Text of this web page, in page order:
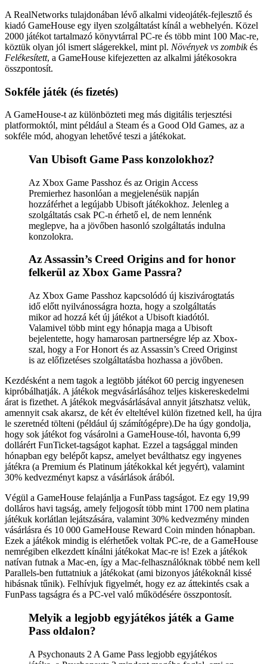
A RealNetworks tulajdonában lévő alkalmi videojáték-fejlesztő és
kiadó GameHouse egy ilyen szolgáltatást kínál a webhelyén. Közel
2000 játékot tartalmazó könyvtárral PC-re és több mint 100 Mac-re,
köztük olyan jól ismert slágerekkel, mint pl. Növények vs zombikés
Felékesített, a GameHouse kifejezetten az alkalmi játékosokra
összpontosít.
Sokféle játék (és fizetés)
A GameHouse-t az különbözteti meg más digitális terjesztési
platformoktól, mint például a Steam és a Good Old Games, az a
sokféle mód, ahogyan lehetővé teszi a játékokat.
Van Ubisoft Game Pass konzolokhoz?
Az Xbox Game Passhoz és az Origin Access
Premierhez hasonlóan a megjelenésük napján
hozzáférhet a legújabb Ubisoft játékokhoz. Jelenleg a
szolgáltatás csak PC-n érhető el, de nem lennénk
meglepve, ha a jövőben hasonló szolgáltatás indulna
konzolokra.
Az Assassin’s Creed Origins and for honor
felkerül az Xbox Game Passra?
Az Xbox Game Passhoz kapcsolódó új kiszivárogtatás
idő előtt nyilvánosságra hozta, hogy a szolgáltatás
mikor ad hozzá két új játékot a Ubisoft kiadótól.
Valamivel több mint egy hónapja maga a Ubisoft
bejelentette, hogy hamarosan partnerségre lép az Xbox-
szal, hogy a For Honort és az Assassin’s Creed Originst
is az előfizetéses szolgáltatásba hozhassa a jövőben.
Kezdésként a nem tagok a legtöbb játékot 60 percig ingyenesen
kipróbálhatják. A játékok megvásárlásához teljes kiskereskedelmi
árat is fizethet. A játékok megvásárlásával annyit játszhatsz velük,
amennyit csak akarsz, de két év elteltével külön fizetned kell, ha újra
le szeretnéd tölteni (például új számítógépre).De ha úgy gondolja,
hogy sok játékot fog vásárolni a GameHouse-tól, havonta 6,99
dollárért FunTicket-tagságot kaphat. Ezzel a tagsággal minden
hónapban egy belépőt kapsz, amelyet beválthatsz egy ingyenes
játékra (a Premium és Platinum játékokkal két jegyért), valamint
30% kedvezményt kapsz a vásárlások árából.
Végül a GameHouse felajánlja a FunPass tagságot. Ez egy 19,99
dolláros havi tagság, amely feljogosít több mint 1700 nem platina
játékuk korlátlan lejátszására, valamint 30% kedvezmény minden
vásárlásra és 10 000 GameHouse Reward Coin minden hónapban.
Ezek a játékok mindig is elérhetőek voltak PC-re, de a GameHouse
nemrégiben elkezdett kínálni játékokat Mac-re is! Ezek a játékok
natívan futnak a Mac-en, így a Mac-felhasználóknak többé nem kell
Parallels-ben futtatniuk a játékokat (ami bizonyos játékoknál kissé
hibásnak tűnik). Felhívjuk figyelmét, hogy ez az áttekintés csak a
FunPass tagságra és a PC-vel való működésére összpontosít.
Melyik a legjobb egyjátékos játék a Game
Pass oldalon?
A Psychonauts 2 A Game Pass legjobb egyjátékos